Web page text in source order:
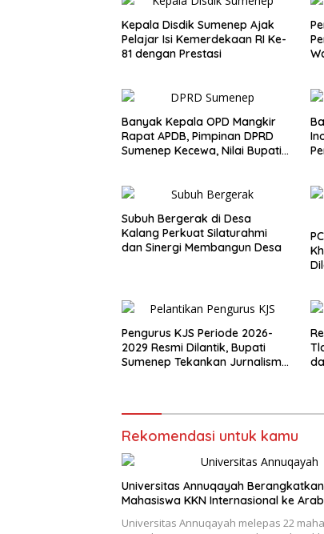
Kepala Disdik Sumenep Ajak
Pelajar Isi Kemerdekaan RI Ke-
81 dengan Prestasi
Banyak Kepala OPD Mangkir
Rapat APDB, Pimpinan DPRD
Sumenep Kecewa, Nilai Bupati
Subuh Bergerak di Desa
Kalang Perkuat Silaturahmi
dan Sinergi Membangun Desa
Pengurus KJS Periode 2026-
2029 Resmi Dilantik, Bupati
Sumenep Tekankan Jurnalisme
Rekomendasi untuk kamu
Universitas Annuqayah
Mahasiswa KKN Internasional ke
Universitas Annuqayah melepas 22